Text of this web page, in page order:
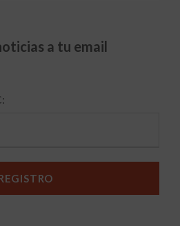
a tu email